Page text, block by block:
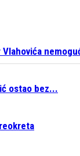
Vlahovića
ostao bez...